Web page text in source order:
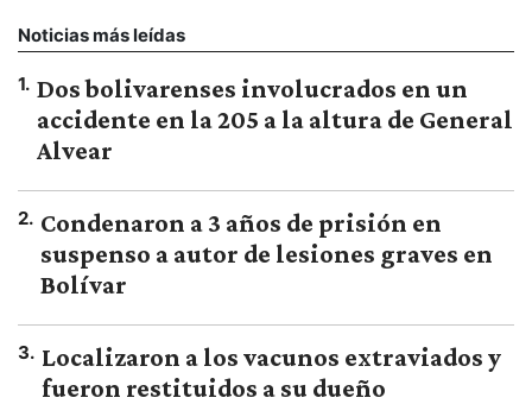
Noticias más leídas
1. Dos bolivarenses involucrados en un
accidente en la 205 a la altura de General
Alvear
2. Condenaron a 3 años de prisión en
suspenso a autor de lesiones graves en
Bolívar
3. Localizaron a los vacunos extraviados y
fueron restituidos a su dueño